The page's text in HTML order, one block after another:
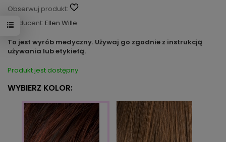
Obserwuj produkt:
Producent: Ellen Wille
To jest wyrób medyczny. Używaj go zgodnie z instrukcją
używania lub etykietą.
Produkt jest dostępny
WYBIERZ KOLOR: